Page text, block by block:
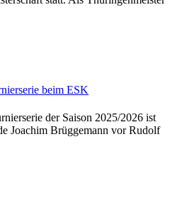
beim ESK
der Saison 2025/2026 ist
Joachim Brüggemann vor Rudolf